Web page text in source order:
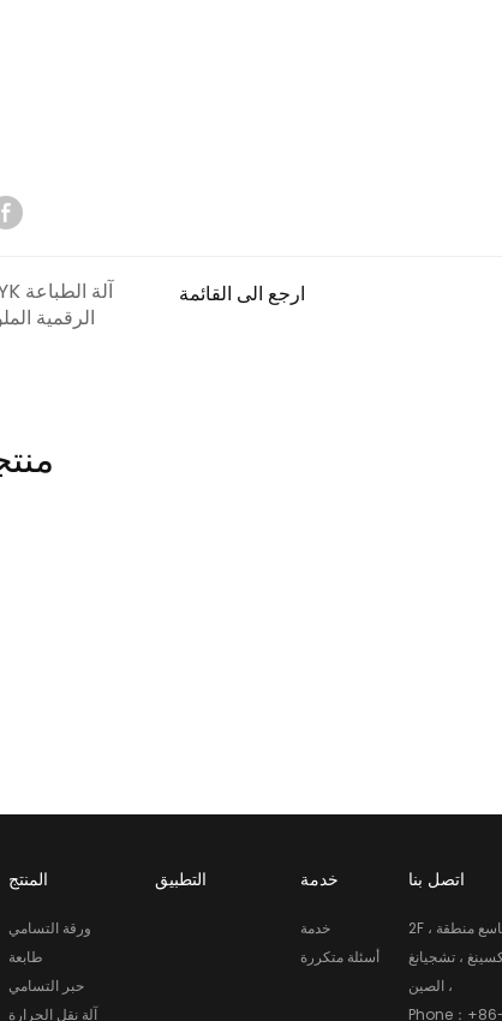
الرقمية
ارجع الى القائمة
المنتج
ورقة التسامي
طابعة
حبر التسامي
آلة نقل الحرارة
التطبيق خدمة
خدمة
أسئلة متكررة
اتصل بنا
2F ، مبنى 2 ، مصنع النسيج التاسع منطقة
، تشجيانغ
، الصين
Phone：